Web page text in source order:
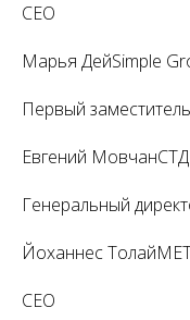
CEO
Марья ДейSimple
Первый
Евгений
Генеральный
Йоханнес
СЕО